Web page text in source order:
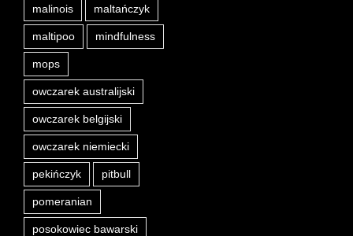
malinois maltańczyk
maltipoo mindfulness
mops
owczarek australijski
owczarek belgijski
owczarek niemiecki
pekińczyk pitbull
pomeranian
posokowiec bawarski